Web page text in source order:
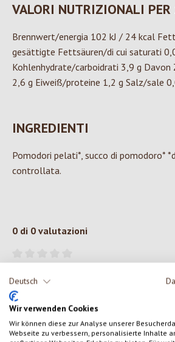
Deutsch
Wir verwenden Cookies
Wir können diese zur Analyse unserer
Webseite zu verbessern, personalisierte Inhalte
VALORI NUTRIZIONALI PER
Brennwert/energia 102 kJ / 24 kcal
gesättigte Fettsäuren/di cui saturati
Kohlenhydrate/carboidrati 3,9 g Davon
2,6 g Eiweiß/proteine 1,2 g Salz/sale
INGREDIENTI
Pomodori pelati*, succo di pomodoro*
controllata.
0 di 0 valutazioni
Condividi le tue esperienze con il
SCRIVERE UNA RECENSIONE